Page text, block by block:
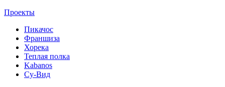
Проекты
Пикачос
Франшиза
Хорека
Теплая полка
Kabanos
Су-Вид